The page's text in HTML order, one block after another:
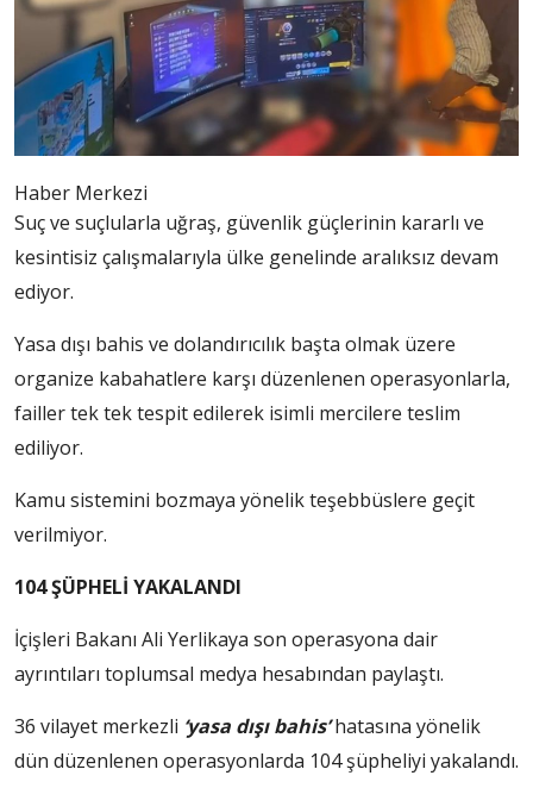
Haber Merkezi
Suç ve suçlularla uğraş, güvenlik güçlerinin kararlı ve
kesintisiz çalışmalarıyla ülke genelinde aralıksız devam
ediyor.
Yasa dışı bahis ve dolandırıcılık başta olmak üzere
organize kabahatlere karşı düzenlenen operasyonlarla,
failler tek tek tespit edilerek isimli mercilere teslim
ediliyor.
Kamu sistemini bozmaya yönelik teşebbüslere geçit
verilmiyor.
104 ŞÜPHELİ YAKALANDI
İçişleri Bakanı Ali Yerlikaya son operasyona dair
ayrıntıları toplumsal medya hesabından paylaştı.
36 vilayet merkezli ‘yasa dışı bahis’hatasına yönelik
dün düzenlenen operasyonlarda 104 şüpheliyi yakalandı.